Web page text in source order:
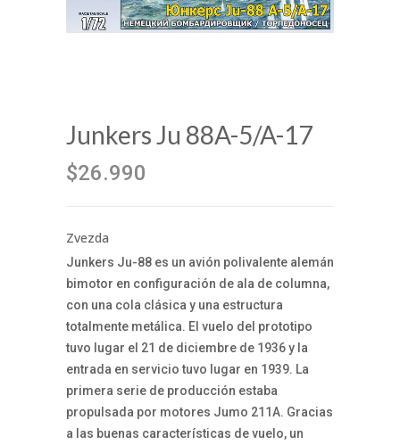
Junkers Ju 88A-5/A-17
$26.990
Zvezda
Junkers Ju-88 es un avión polivalente alemán
bimotor en configuración de ala de columna,
con una cola clásica y una estructura
totalmente metálica. El vuelo del prototipo
tuvo lugar el 21 de diciembre de 1936 y la
entrada en servicio tuvo lugar en 1939. La
primera serie de producción estaba
propulsada por motores Jumo 211A. Gracias
a las buenas características de vuelo, un